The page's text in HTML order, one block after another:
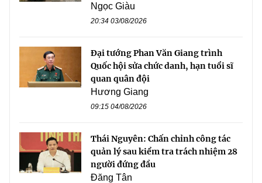
Ngọc Giàu
20:34 03/08/2026
Đại tướng Phan Văn Giang trình
Quốc hội sửa chức danh, hạn tuổi sĩ
quan quân đội
Hương Giang
09:15 04/08/2026
Thái Nguyên: Chấn chỉnh công tác
quản lý sau kiểm tra trách nhiệm 28
người đứng đầu
Đăng Tân